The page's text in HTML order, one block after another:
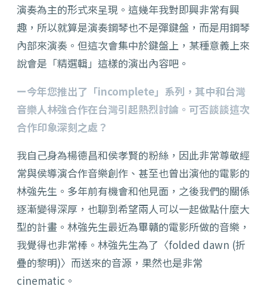
演奏為主的形式來呈現。這幾年我對即興非常有興
趣，所以就算是演奏鋼琴也不是彈鍵盤，而是用鋼琴
內部來演奏。但這次會集中於鍵盤上，某種意義上來
說會是「精選輯」這樣的演出內容吧。
ー今年您推出了「incomplete」系列，其中和台灣
音樂人林強合作在台灣引起熱烈討論。可否談談這次
合作印象深刻之處？
我自己身為楊德昌和侯孝賢的粉絲，因此非常尊敬經
常與侯導演合作音樂創作、甚至也曾出演他的電影的
林強先生。多年前有機會和他見面，之後我們的關係
逐漸變得深厚，也聊到希望兩人可以一起做點什麼大
型的計畫。林強先生最近為畢贛的電影所做的音樂，
我覺得也非常棒。林強先生為了〈folded dawn (折
疊的黎明)〉而送來的音源，果然也是非常
cinematic。